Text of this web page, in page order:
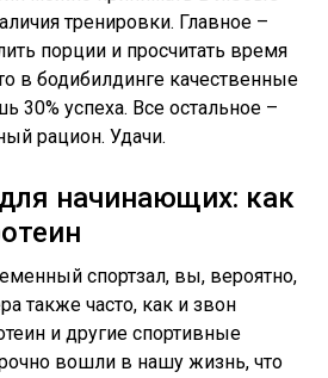
тренировки. Главное –
порции и просчитать время
в бодибилдинге качественные
30% успеха. Все остальное –
рацион. Удачи.
начинающих: как
спортзал, вы, вероятно,
также часто, как и звон
и другие спортивные
вошли в нашу жизнь, что